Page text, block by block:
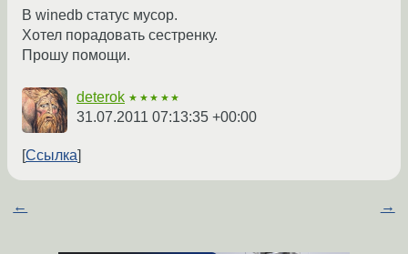
В winedb статус мусор.
Хотел порадовать сестренку.
Прошу помощи.
deterok ★★★★★
31.07.2011 07:13:35 +00:00
Ссылка
← →